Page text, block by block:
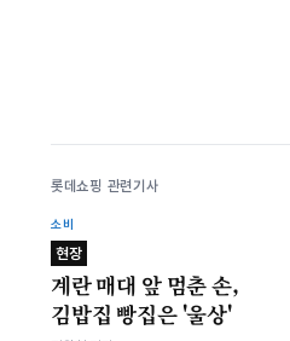
롯데쇼핑 관련기사
소비
현장
계란 매대 앞 멈춘 손,
김밥집 빵집은 '울상'